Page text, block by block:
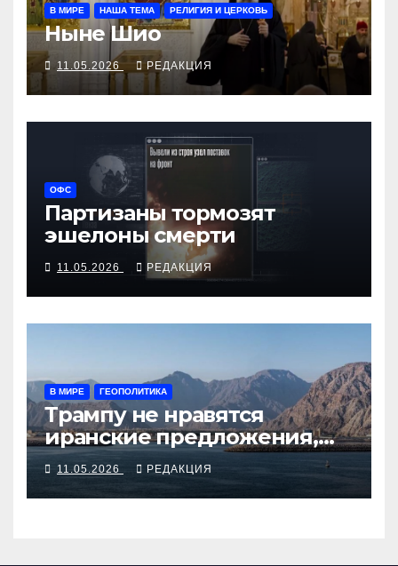
В МИРЕ НАША ТЕМА РЕЛИГИЯ И ЦЕРКОВЬ
Ныне Шио
11.05.2026 РЕДАКЦИЯ
ОФС
Партизаны тормозят
эшелоны смерти
11.05.2026 РЕДАКЦИЯ
В МИРЕ ГЕОПОЛИТИКА
Трампу не нравятся
иранские предложения,
хомейнисты хвалят себя за
щедрость
11.05.2026 РЕДАКЦИЯ